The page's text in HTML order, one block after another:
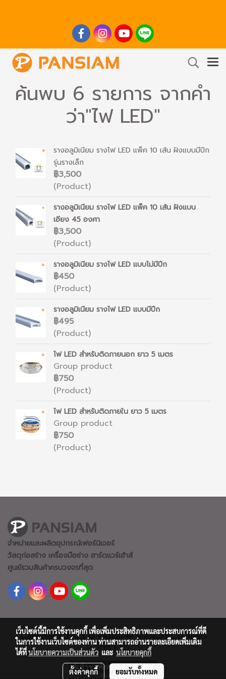
ค้นพบ 6 รายการ จากคำ
ว่า"ไฟ LED"
รางอลูมิเนียม รางไฟ LED แพ็ค 10 เส้น ฝังแบบมีปีก
รุ่นรางเล็ก
฿3,500
(Product)
รางอลูมิเนียม รางไฟ LED แพ็ค 10 เส้น ฝังแบบ
เอียง 45 องศา
฿3,500
(Product)
รางอลูมิเนียม รางไฟ LED แบบไม่มีปีก
฿450
(Product)
รางอลูมิเนียม รางไฟ LED แบบมีปีก
฿495
(Product)
ไฟ LED สำหรับติดภายนอก ยาว 5 เมตร
Group product
฿750
(Product)
ไฟ LED สำหรับติดภายใน ยาว 5 เมตร
Group product
฿750
(Product)
จำหน่ายและผลิตอุปกรณ์เฟอร์นิเจอร์
วัสดุก่อสร้าง เครื่องมือช่าง ฮาร์ดแวร์เฮ้าส์
ศูนย์รวมสินค้าครบวงจรที่สุด
Copyright 2023 © PANSIAM MANUFACTURING
CO.,LTD
ผู้เข้าชมทั้งหมด2,442,959
เว็บไซต์นี้มีการใช้งานคุกกี้ เพื่อเพิ่มประสิทธิภาพและประสบการณ์ที่ดี
ในการใช้งานเว็บไซต์ของท่าน ท่านสามารถอ่านรายละเอียดเพิ่มเติม
ได้ที่นโยบายความเป็นส่วนตัว และ นโยบายคุกกี้
ตั้งค่าคุกกี้ ยอมรับทั้งหมด